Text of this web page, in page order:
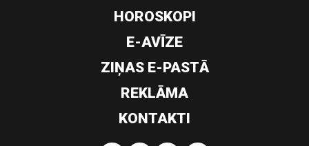
HOROSKOPI
E-AVĪZE
ZIŅAS E-PASTĀ
REKLĀMA
KONTAKTI